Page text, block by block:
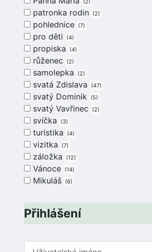
patronka rodin 2
pohlednice 7
pro děti 4
propiska 4
růženec 2
samolepka 2
svatá Zdislava 47
svatý Dominik 5
svatý Vavřinec 2
svíčka 3
turistika 4
vizitka 7
záložka 12
Vánoce 14
Mikuláš 6
Přihlášení
Uživatelské jméno